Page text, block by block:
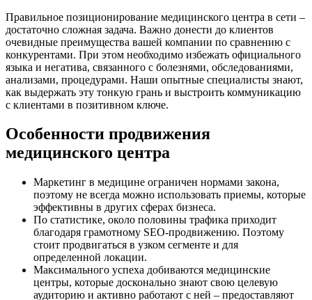
Правильное позиционирование медицинского центра в сети –
достаточно сложная задача. Важно донести до клиентов
очевидные преимущества вашей компании по сравнению с
конкурентами. При этом необходимо избежать официального
языка и негатива, связанного с болезнями, обследованиями,
анализами, процедурами. Наши опытные специалисты знают,
как выдержать эту тонкую грань и выстроить коммуникацию
с клиентами в позитивном ключе.
Особенности продвижения
медицинского центра
Маркетинг в медицине ограничен нормами закона,
поэтому не всегда можно использовать приемы, которые
эффективны в других сферах бизнеса.
По статистике, около половины трафика приходит
благодаря грамотному SEO-продвижению. Поэтому
стоит продвигаться в узком сегменте и для
определенной локации.
Максимального успеха добиваются медицинские
центры, которые досконально знают свою целевую
аудиторию и активно работают с ней – предоставляют